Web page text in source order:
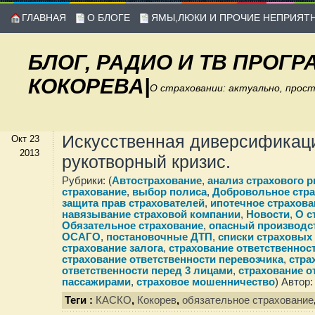
ГЛАВНАЯ О БЛОГЕ ЯМЫ,ЛЮКИ И ПРОЧИЕ
БЛОГ, РАДИО И ТВ
КОКОРЕВА|О страховании: актуально,
Окт 23
2013
Искусственная
рукотворный кризис.
Рубрики: (Автострахование, анализ страхового
страхование, выбор полиса, Добровольное
защита прав страхователей, ипотечное
навязывание страховой компании, Новости, О
Обязательное страхование, опасный
ОСАГО, постановочные ДТП , списки страховых
страхование залога, страхование
страхование ответственности перевозчика,
ответственности перед 3 лицами, страхование
пассажирами, страховое мошенничество)
Теги : КАСКО, Кокорев, обязательное страхование